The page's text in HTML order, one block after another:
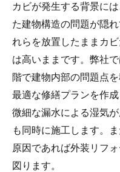
カビが発生する背景に
た建物構造の問題が隠
れらを放置したままカ
は高いままです。弊社
階で建物内部の問題点
最適な修繕プランを作
微細な漏水による湿気
も同時に施工します。
原因であれば外装リフ
図ります。